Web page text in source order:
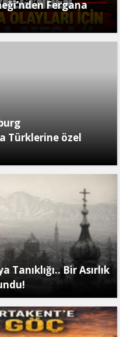
Fergana
Türklerine özel
Tanıklığı.. Bir Asırlık